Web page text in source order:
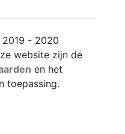
- 2020
website zijn de
en het
toepassing.